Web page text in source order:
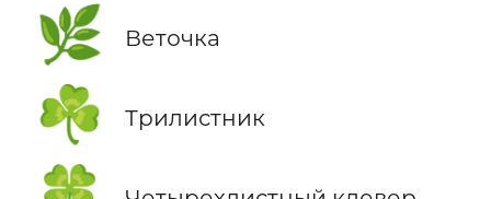
🌿 Веточка
☘️ Трилистник